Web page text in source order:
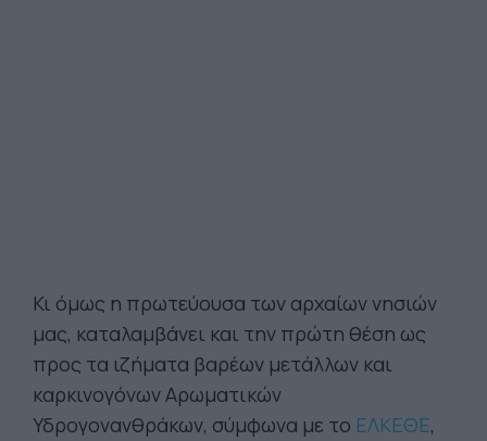
Κι όμως η πρωτεύουσα των αρχαίων νησιών
μας, καταλαμβάνει και την πρώτη θέση ως
προς τα ιζήματα βαρέων μετάλλων και
καρκινογόνων Αρωματικών
Υδρογονανθράκων, σύμφωνα με το ΕΛΚΕΘΕ,